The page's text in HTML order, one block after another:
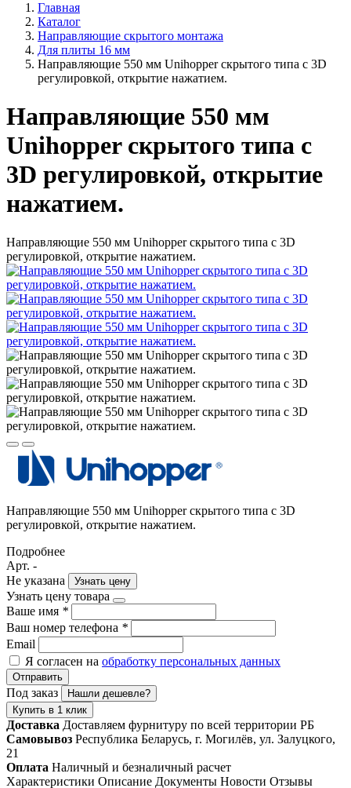
Главная
Каталог
Направляющие скрытого монтажа
Для плиты 16 мм
Направляющие 550 мм Unihopper скрытого типа с 3D
регулировкой, открытие нажатием.
Направляющие 550 мм
Unihopper скрытого типа с
3D регулировкой, открытие
нажатием.
Направляющие 550 мм Unihopper скрытого типа с 3D
регулировкой, открытие нажатием.
Направляющие 550 мм Unihopper скрытого типа с 3D
регулировкой, открытие нажатием.
Подробнее
Арт. -
Не указана
Узнать цену
Узнать цену товара
Ваше имя *
Ваш номер телефона *
Email
Я согласен на обработку персональных данных
Отправить
Под заказ
Нашли дешевле?
Купить в 1 клик
Доставка Доставляем фурнитуру по всей территории РБ
Самовывоз Республика Беларусь, г. Могилёв, ул. Залуцкого,
21
Оплата Наличный и безналичный расчет
Характеристики Описание Документы Новости Отзывы